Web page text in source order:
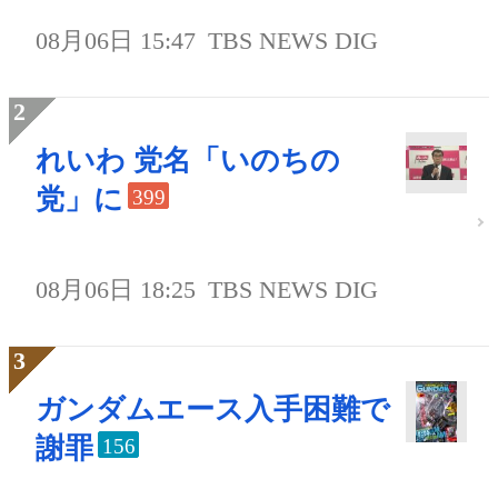
08月06日 15:47 TBS NEWS DIG
れいわ 党名「いのちの
党」に 399
08月06日 18:25 TBS NEWS DIG
ガンダムエース入手困難で
謝罪 156